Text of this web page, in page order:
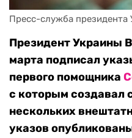
Пресс-служба президента
Президент Украины
марта подписал
первого помощника
с которым создавал
нескольких
указов